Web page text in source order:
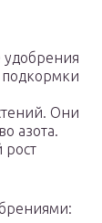
удобрения
подкормки
Они
азота.
рост